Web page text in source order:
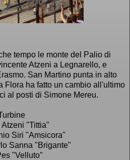
tempo le monte del Palio di
Atzeni a Legnarello, e
San Martino punta in alto
Flora ha fatto un cambio all'ultimo
al posti di Simone Mereu.
"Tittia"
Siri "Amsicora"
Sanna "Brigante"
"Velluto"